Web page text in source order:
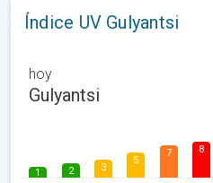
Índice UV Gulyantsi
hoy
Gulyantsi
1 2 3
5
7 8